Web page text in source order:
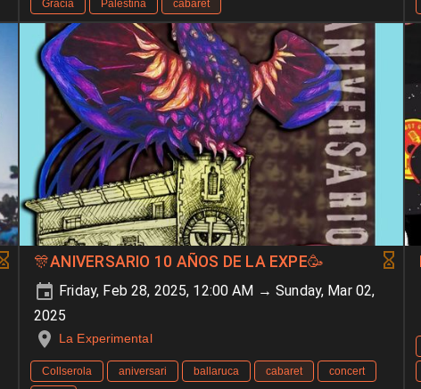
Gràcia Palestina cabaret
🎊ANIVERSARIO 10 AÑOS DE LA EXPE🥳
Friday, Feb 28, 2025, 12:00 AM → Sunday, Mar 02,
2025
La Experimental
Collserola aniversari ballaruca cabaret
concert